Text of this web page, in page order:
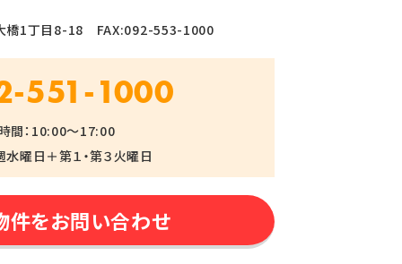
橋1丁目8-18 FAX:092-553-1000
551-1000
間：10:00～17:00
水曜日＋第１・第３火曜日
件をお問い合わせ